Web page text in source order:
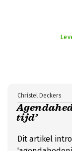
tijd’
Christel Deckers
Dit artikel